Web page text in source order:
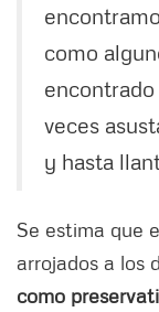
como
veces
y hasta
Se estima que
arrojados a los
como